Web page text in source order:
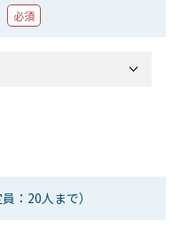
必須
員：20人まで）